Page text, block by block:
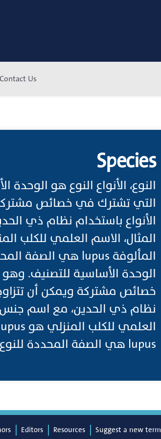
Contact Us
Species
النوع، الأنواع النوع هو
التي تشترك في خصائص مشتركة
الأنواع باستخدام نظام ذي
الوحدة الأساسية للتصنيف.
خصائص مشتركة ويمكن أن
نظام ذي الحدين، مع اسم جنس
lupus هي الصفة المحددة للنوع.. (لنظر ايضا: (Animal Kingdom ClassificationI=
Editors Resources Suggest a new term